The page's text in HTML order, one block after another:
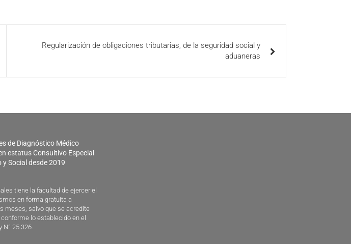
Regularización de obligaciones tributarias, de la seguridad social y
aduaneras
de Diagnóstico Médico
estatus Consultivo Especial
y Social desde 2019
tiene la facultad de ejercer el
en forma gratuita a
meses, salvo que se acredite
lo establecido en el
N° 25.326.